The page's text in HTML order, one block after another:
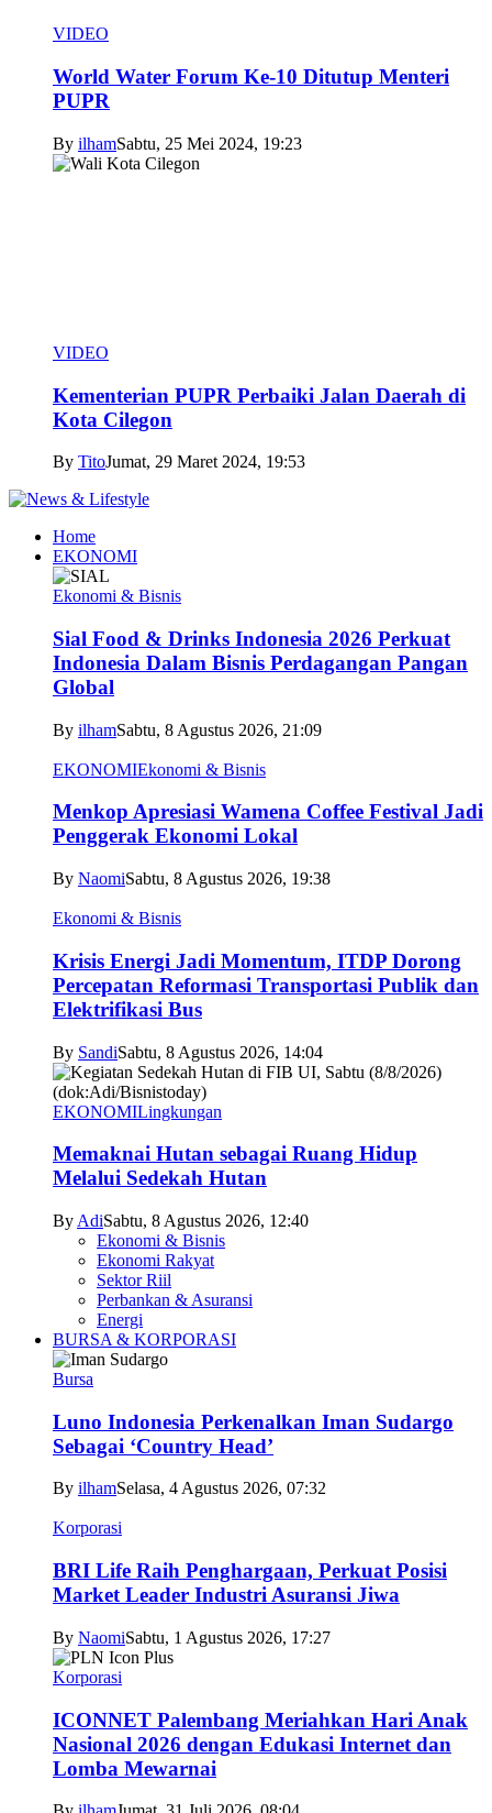
VIDEO
World Water Forum Ke-10 Ditutup Menteri
PUPR
By ilhamSabtu, 25 Mei 2024, 19:23
VIDEO
Kementerian PUPR Perbaiki Jalan Daerah di
Kota Cilegon
By TitoJumat, 29 Maret 2024, 19:53
Home
EKONOMI
Ekonomi & Bisnis
Sial Food & Drinks Indonesia 2026 Perkuat
Indonesia Dalam Bisnis Perdagangan Pangan
Global
By ilhamSabtu, 8 Agustus 2026, 21:09
EKONOMIEkonomi & Bisnis
Menkop Apresiasi Wamena Coffee Festival Jadi
Penggerak Ekonomi Lokal
By NaomiSabtu, 8 Agustus 2026, 19:38
Ekonomi & Bisnis
Krisis Energi Jadi Momentum, ITDP Dorong
Percepatan Reformasi Transportasi Publik dan
Elektrifikasi Bus
By SandiSabtu, 8 Agustus 2026, 14:04
EKONOMILingkungan
Memaknai Hutan sebagai Ruang Hidup
Melalui Sedekah Hutan
By AdiSabtu, 8 Agustus 2026, 12:40
Ekonomi & Bisnis
Ekonomi Rakyat
Sektor Riil
Perbankan & Asuransi
Energi
BURSA & KORPORASI
Bursa
Luno Indonesia Perkenalkan Iman Sudargo
Sebagai ‘Country Head’
By ilhamSelasa, 4 Agustus 2026, 07:32
Korporasi
BRI Life Raih Penghargaan, Perkuat Posisi
Market Leader Industri Asuransi Jiwa
By NaomiSabtu, 1 Agustus 2026, 17:27
Korporasi
ICONNET Palembang Meriahkan Hari Anak
Nasional 2026 dengan Edukasi Internet dan
Lomba Mewarnai